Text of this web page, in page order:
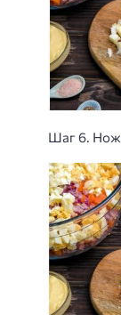
Шаг 6.